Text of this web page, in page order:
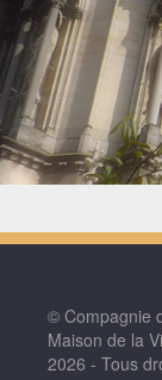
© Compagnie
Maison de la
2026 - Tous